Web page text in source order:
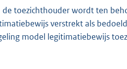
de toezichthouder wordt ten
verstrekt als
model legitimatiebewijs